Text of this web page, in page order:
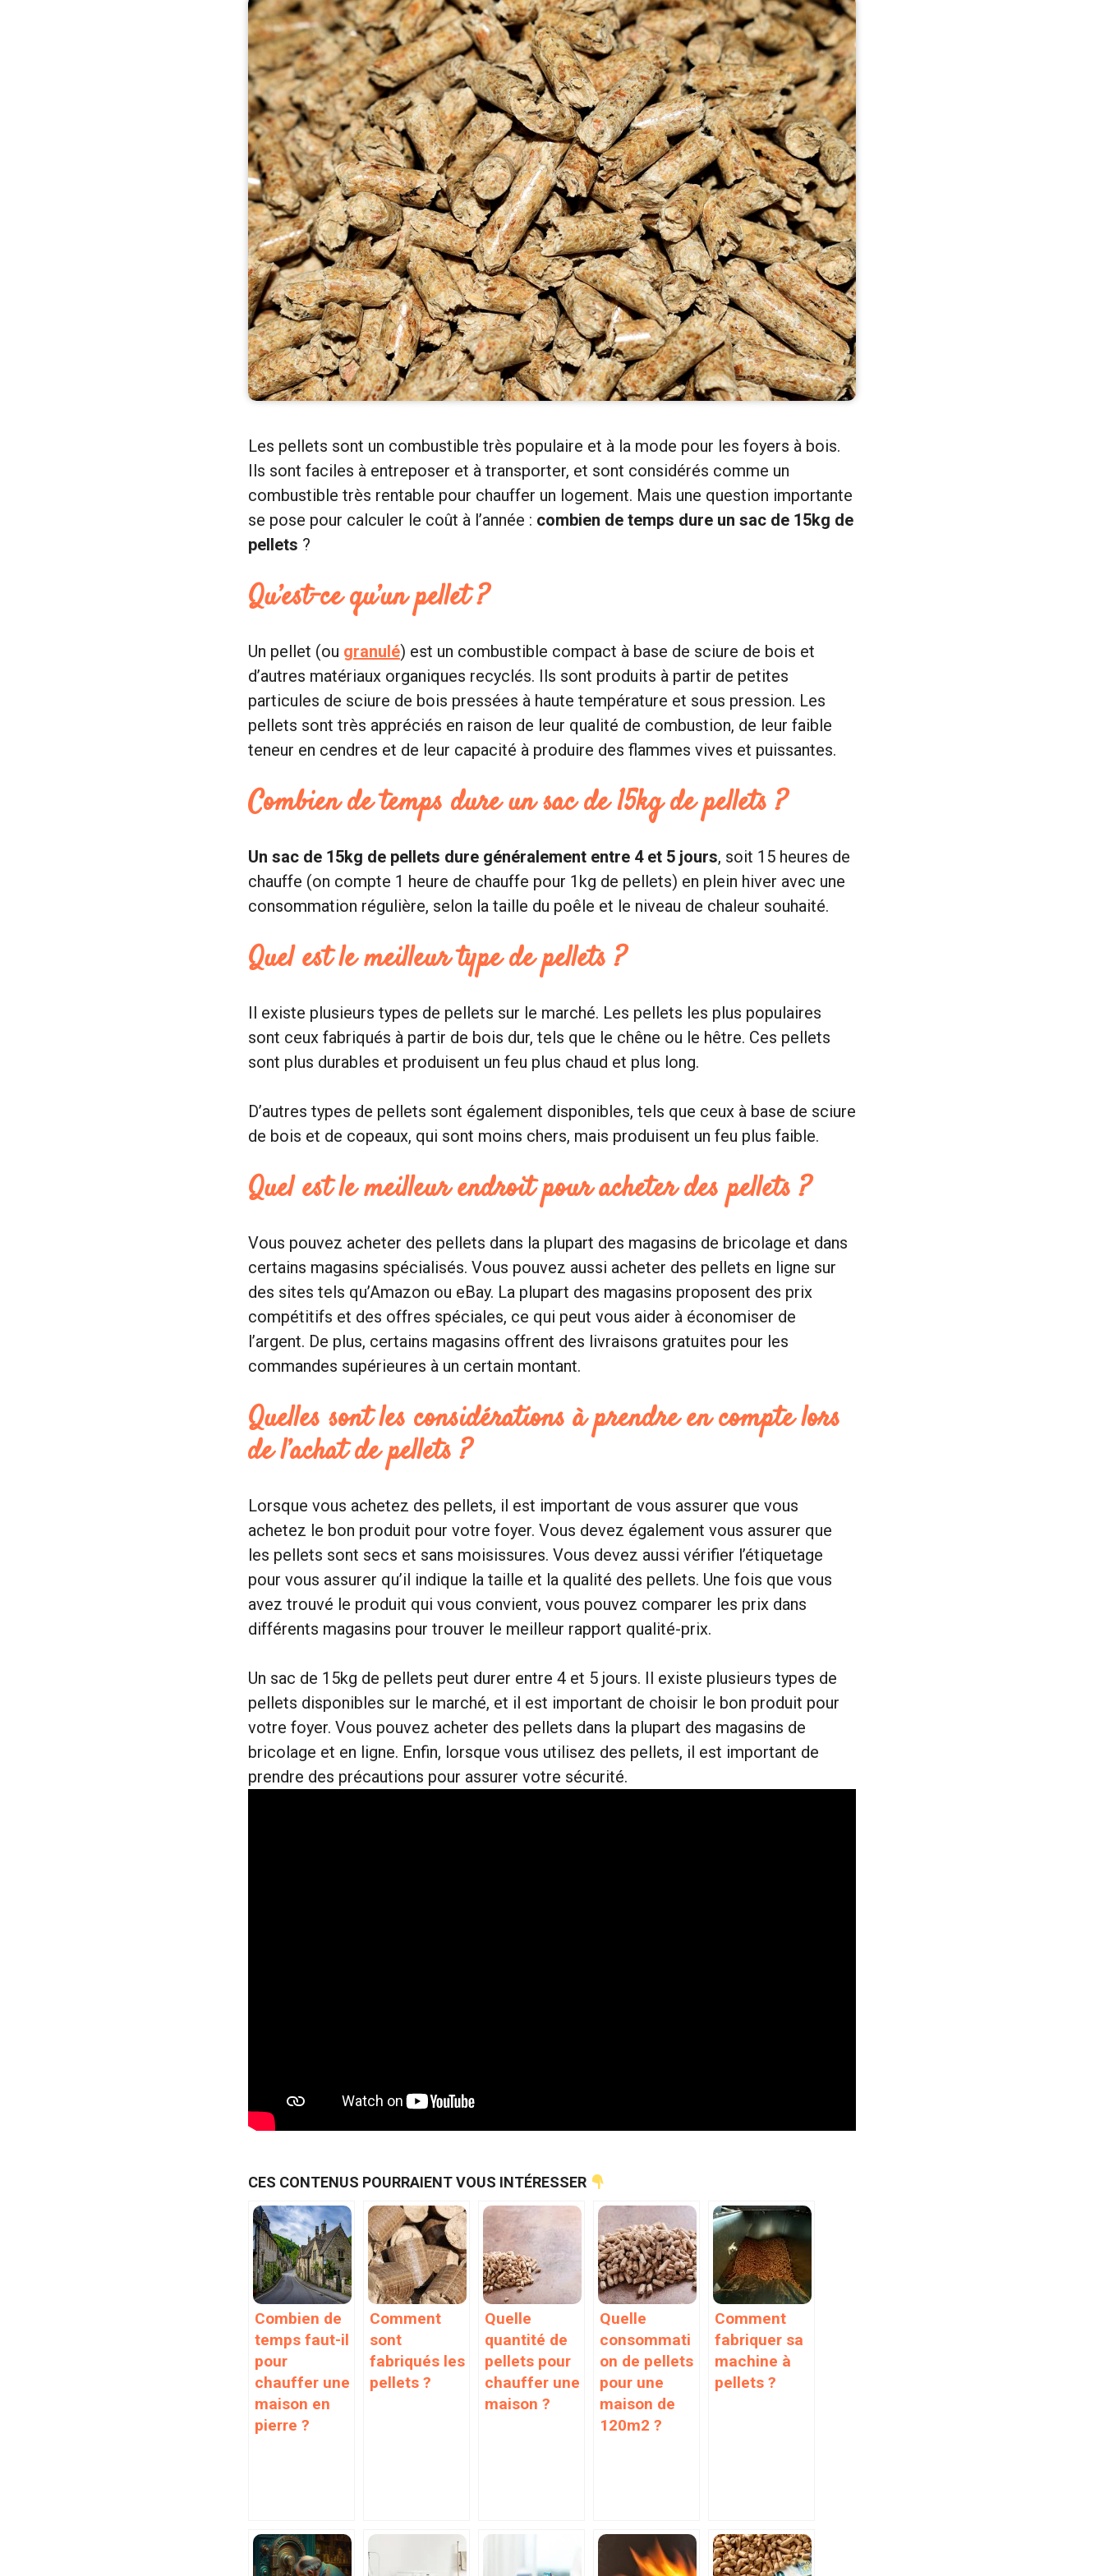
Les pellets sont un combustible très populaire et à la mode pour les foyers à bois.
Ils sont faciles à entreposer et à transporter, et sont considérés comme un
combustible très rentable pour chauffer un logement. Mais une question importante
se pose pour calculer le coût à l’année : combien de temps dure un sac de 15kg de
pellets ?
Qu’est-ce qu’un pellet ?
Un pellet (ou granulé) est un combustible compact à base de sciure de bois et
d’autres matériaux organiques recyclés. Ils sont produits à partir de petites
particules de sciure de bois pressées à haute température et sous pression. Les
pellets sont très appréciés en raison de leur qualité de combustion, de leur faible
teneur en cendres et de leur capacité à produire des flammes vives et puissantes.
Combien de temps dure un sac de 15kg de pellets ?
Un sac de 15kg de pellets dure généralement entre 4 et 5 jours, soit 15 heures de
chauffe (on compte 1 heure de chauffe pour 1kg de pellets) en plein hiver avec une
consommation régulière, selon la taille du poêle et le niveau de chaleur souhaité.
Quel est le meilleur type de pellets ?
Il existe plusieurs types de pellets sur le marché. Les pellets les plus populaires
sont ceux fabriqués à partir de bois dur, tels que le chêne ou le hêtre. Ces pellets
sont plus durables et produisent un feu plus chaud et plus long.
D’autres types de pellets sont également disponibles, tels que ceux à base de sciure
de bois et de copeaux, qui sont moins chers, mais produisent un feu plus faible.
Quel est le meilleur endroit pour acheter des pellets ?
Vous pouvez acheter des pellets dans la plupart des magasins de bricolage et dans
certains magasins spécialisés. Vous pouvez aussi acheter des pellets en ligne sur
des sites tels qu’Amazon ou eBay. La plupart des magasins proposent des prix
compétitifs et des offres spéciales, ce qui peut vous aider à économiser de
l’argent. De plus, certains magasins offrent des livraisons gratuites pour les
commandes supérieures à un certain montant.
Quelles sont les considérations à prendre en compte lors
de l’achat de pellets ?
Lorsque vous achetez des pellets, il est important de vous assurer que vous
achetez le bon produit pour votre foyer. Vous devez également vous assurer que
les pellets sont secs et sans moisissures. Vous devez aussi vérifier l’étiquetage
pour vous assurer qu’il indique la taille et la qualité des pellets. Une fois que vous
avez trouvé le produit qui vous convient, vous pouvez comparer les prix dans
différents magasins pour trouver le meilleur rapport qualité-prix.
Un sac de 15kg de pellets peut durer entre 4 et 5 jours. Il existe plusieurs types de
pellets disponibles sur le marché, et il est important de choisir le bon produit pour
votre foyer. Vous pouvez acheter des pellets dans la plupart des magasins de
bricolage et en ligne. Enfin, lorsque vous utilisez des pellets, il est important de
prendre des précautions pour assurer votre sécurité.
CES CONTENUS POURRAIENT VOUS INTÉRESSER
Combien de
temps faut-il
pour
chauffer une
maison en
pierre ?
Comment
sont
fabriqués les
pellets ?
Quelle
quantité de
pellets pour
chauffer une
maison ?
Quelle
consommati
on de pellets
pour une
maison de
120m2 ?
Comment
fabriquer sa
machine à
pellets ?